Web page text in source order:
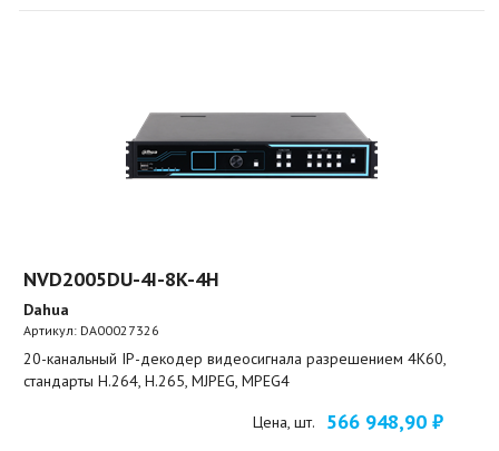
NVD2005DU-4I-8K-4H
Dahua
Артикул: DA00027326
20-канальный IP-декодер видеосигнала разрешением 4K60,
стандарты H.264, H.265, MJPEG, MPEG4
Цена, шт. 566 948,90 ₽